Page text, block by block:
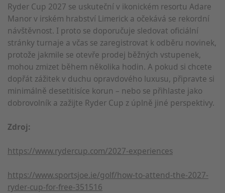
Ryder Cup 2027 se uskuteční v ikonickém resortu Adare
Manor v irském hrabství Limerick a očekává se rekordní
návštěvnost. I proto se doporučuje sledovat oficiální
stránky turnaje a včas se zaregistrovat k odběru novinek,
protože jakmile se otevře prodej běžných vstupenek,
mohou zmizet během několika hodin. A pokud si chcete
dopřát zážitek v duchu opravdového luxusu, připravte si
minimálně desetitisíce korun – nebo se přihlaste jako
dobrovolník a zažijte Ryder Cup z úplně jiné perspektivy.
Zdroj:
https://www.rydercup.com/2027-experiences
https://www.sportsjoe.ie/golf/how-to-attend-the-2027-
ryder-cup-for-free-351516